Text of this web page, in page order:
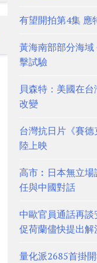
有望開拍第4集 應
黃海南部部分海
擊試驗
貝森特：美國在
改變
台灣抗日片《賽德
陸上映
高市︰日本無立
任與中國對話
中歐官員通話再
促荷蘭儘快提出解
量化派2685首掛